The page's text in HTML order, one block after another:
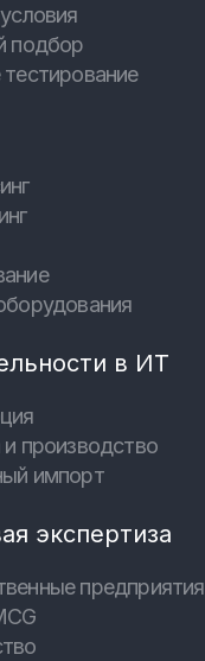
подбор
в ИТ
и производство
импорт
экспертиза
предприятия